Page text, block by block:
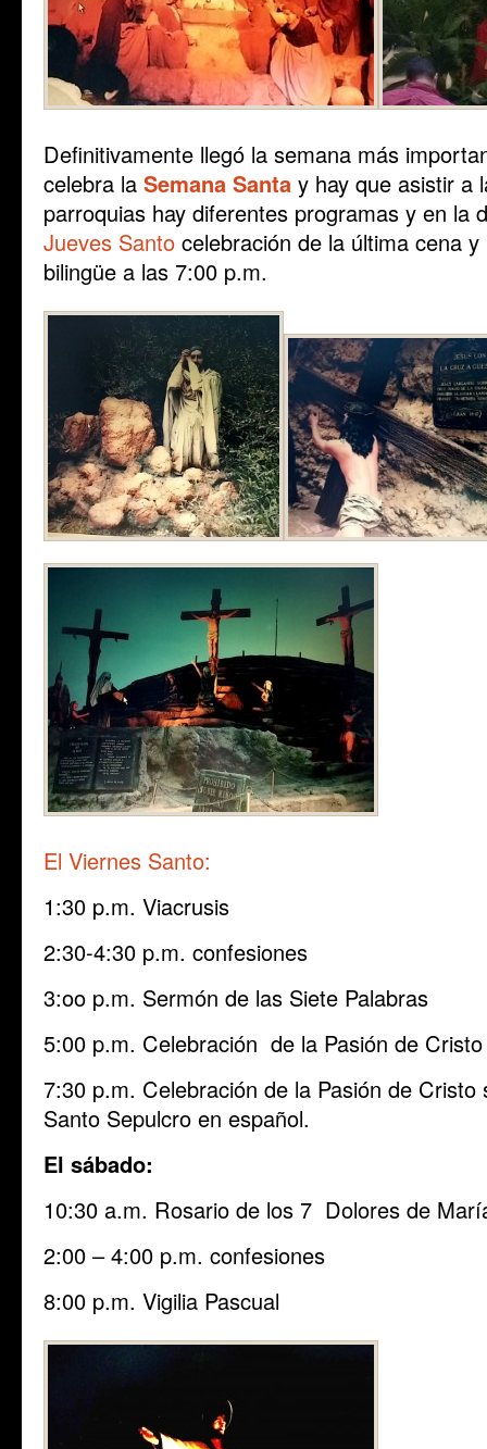
Definitivamente llegó la semana más
celebra la Semana Santa y hay que asistir a
parroquias hay diferentes programas y en la
Jueves Santo celebración de la última cena
bilingüe a las 7:00 p.m.
El Viernes Santo:
1:30 p.m. Viacrusis
2:30-4:30 p.m. confesiones
3:oo p.m. Sermón de las Siete Palabras
5:00 p.m. Celebración de la Pasión de
7:30 p.m. Celebración de la Pasión de Cristo
Santo Sepulcro en español.
El sábado:
10:30 a.m. Rosario de los 7 Dolores de
2:00 – 4:00 p.m. confesiones
8:00 p.m. Vigilia Pascual